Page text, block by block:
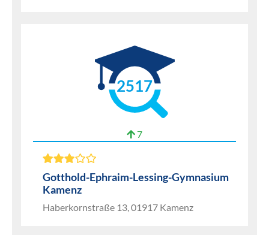
2517
7
Gotthold-Ephraim-Lessing-Gymnasium
Kamenz
Haberkornstraße 13, 01917 Kamenz